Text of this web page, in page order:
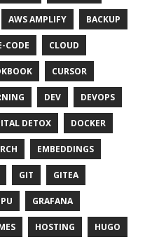
AWS AMPLIFY BACKUP
CODE CLOUD
CURSOR
DEV DEVOPS
DETOX DOCKER
EMBEDDINGS
GIT GITEA
GRAFANA
HOSTING HUGO